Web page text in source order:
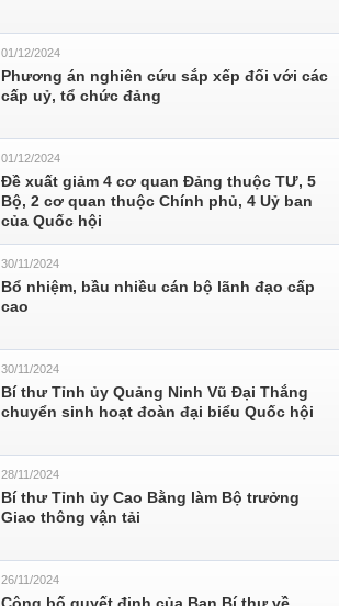
01/12/2024
Phương án nghiên cứu sắp xếp đối với các
cấp uỷ, tổ chức đảng
01/12/2024
Đề xuất giảm 4 cơ quan Đảng thuộc TƯ, 5
Bộ, 2 cơ quan thuộc Chính phủ, 4 Uỷ ban
của Quốc hội
30/11/2024
Bổ nhiệm, bầu nhiều cán bộ lãnh đạo cấp
cao
30/11/2024
Bí thư Tỉnh ủy Quảng Ninh Vũ Đại Thắng
chuyển sinh hoạt đoàn đại biểu Quốc hội
28/11/2024
Bí thư Tỉnh ủy Cao Bằng làm Bộ trưởng
Giao thông vận tải
26/11/2024